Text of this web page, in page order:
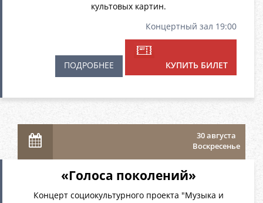
культовых картин.
Концертный зал 19:00
ПОДРОБНЕЕ КУПИТЬ БИЛЕТ
30 августа
Воскресенье
«Голоса поколений»
Концерт социокультурного проекта "Музыка и